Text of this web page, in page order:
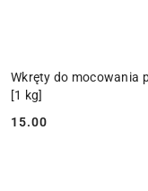
Wkręty do mocowania
[1 kg]
Cena:
15.00